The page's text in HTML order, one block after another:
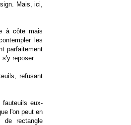
Mais, ici,
à côte mais
les
parfaitement
reposer.
refusant
fauteuils eux-
l'on peut en
rectangle